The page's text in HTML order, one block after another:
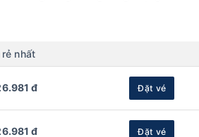
rẻ nhất
đ Đặt vé
đ Đặt vé